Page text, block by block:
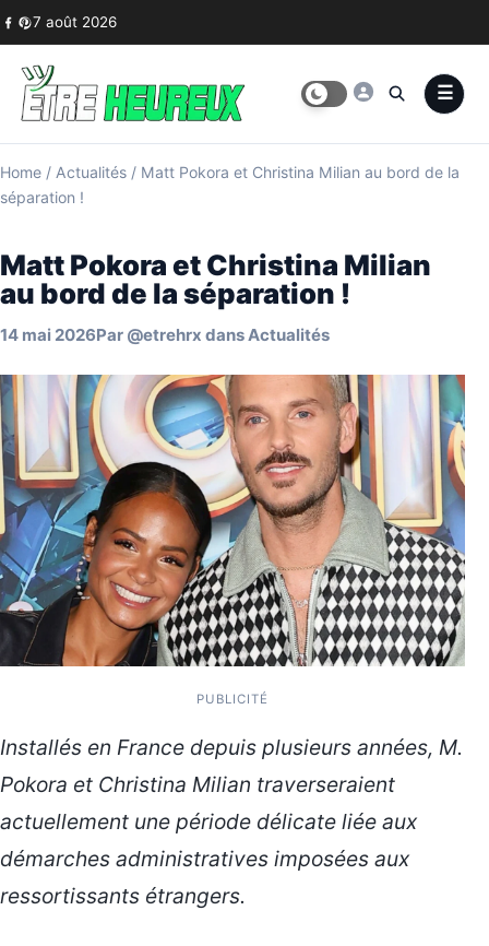
Skip to content
7 août 2026
Home / Actualités / Matt Pokora et Christina Milian au bord de la
séparation !
Matt Pokora et Christina Milian
au bord de la séparation !
14 mai 2026Par @etrehrx dansActualités
PUBLICITÉ
Installés en France depuis plusieurs années, M.
Pokora et Christina Milian traverseraient
actuellement une période délicate liée aux
démarches administratives imposées aux
ressortissants étrangers.